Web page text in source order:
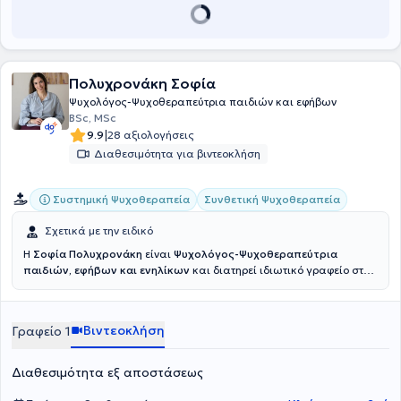
Πολυχρονάκη Σοφία
Ψυχολόγος-Ψυχοθεραπεύτρια παιδιών και εφήβων
BSc, MSc
9.9|28 αξιολογήσεις
Διαθεσιμότητα για βιντεοκλήση
Συστημική Ψυχοθεραπεία Συνθετική Ψυχοθεραπεία
Σχετικά με την ειδικό
Η Σοφία Πολυχρονάκη είναι Ψυχολόγος-Ψυχοθεραπεύτρια
παιδιών, εφήβων και ενηλίκων και διατηρεί ιδιωτικό γραφείο στο
Πανεπιστημίου Λευκωσίας και κατέχει άδεια ασκήσεως
σπουδές στο Universitatea Babeș-Bolyai, με γνωστικό αντικείμενο
«Συμβουλευτικές και ψυχολογικές παρεμβάσεις στην ανθρώπινη
ανάπτυξη». Παράλληλα, έχει πραγματοποιήσει μια σειρά από
εκπαιδεύσεις γύρω από θέματα που έχουν ως θεματικό άξονα τη
Γραφείο 1 Βιντεοκλήση
Διαθεσιμότητα εξ αποστάσεως